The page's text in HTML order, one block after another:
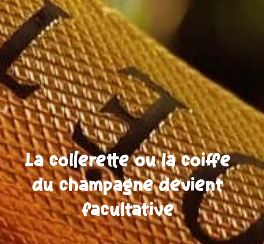
La collerette ou la coiffe
du champagne devient
facultative